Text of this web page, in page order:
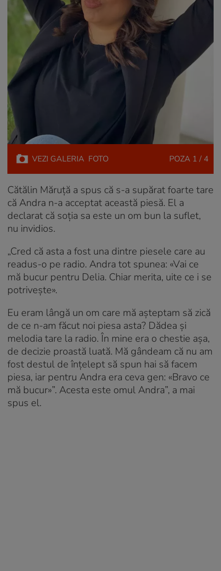
VEZI GALERIA FOTO POZA 1 / 4
Cătălin Măruță a spus că s-a supărat foarte tare
că Andra n-a acceptat această piesă. El a
declarat că soția sa este un om bun la suflet,
nu invidios.
„Cred că asta a fost una dintre piesele care au
readus-o pe radio. Andra tot spunea: «Vai ce
mă bucur pentru Delia. Chiar merita, uite ce i se
potrivește».
Eu eram lângă un om care mă așteptam să zică
de ce n-am făcut noi piesa asta? Dădea și
melodia tare la radio. În mine era o chestie așa,
de decizie proastă luată. Mă gândeam că nu am
fost destul de înțelept să spun hai să facem
piesa, iar pentru Andra era ceva gen: «Bravo ce
mă bucur»”. Acesta este omul Andra”, a mai
spus el.